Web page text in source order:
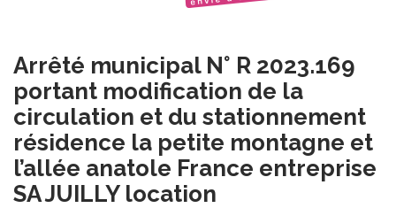
Arrêté municipal N° R 2023.169
portant modification de la
circulation et du stationnement
résidence la petite montagne et
l’allée anatole France entreprise
SA JUILLY location